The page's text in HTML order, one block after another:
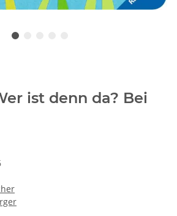
ist denn da? Bei